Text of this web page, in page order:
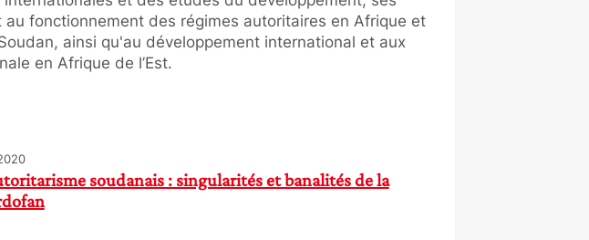
au fonctionnement des régimes autoritaires en Afrique et
ainsi qu'au développement international et aux
en Afrique de l’Est.
soudanais : singularités et banalités de la